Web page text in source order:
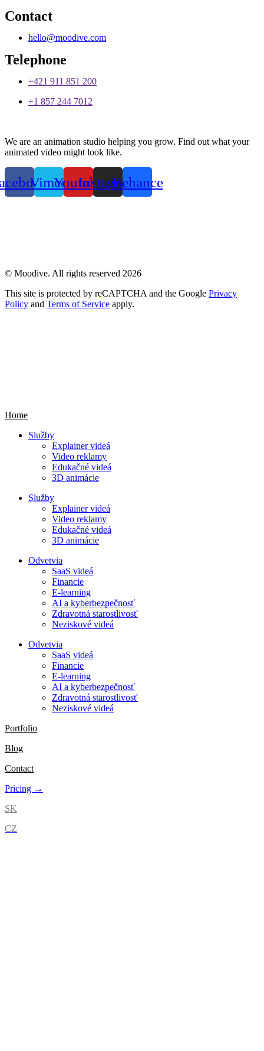
Contact
hello@moodive.com
Telephone
+421 911 851 200
+1 857 244 7012
We are an animation studio helping you grow. Find out what your
animated video might look like.
VimeoYoutubeInstagramBehance
© Moodive. All rights reserved 2026
This site is protected by reCAPTCHA and the Google Privacy
Policy and Terms of Service apply.
Home
Služby
Explainer videá
Video reklamy
Edukačné videá
3D animácie
Služby
Explainer videá
Video reklamy
Edukačné videá
3D animácie
Odvetvia
SaaS videá
Financie
E-learning
AI a kyberbezpečnosť
Zdravotná starostlivosť
Neziskové videá
Odvetvia
SaaS videá
Financie
E-learning
AI a kyberbezpečnosť
Zdravotná starostlivosť
Neziskové videá
Portfolio
Blog
Contact
Pricing →
SK
CZ